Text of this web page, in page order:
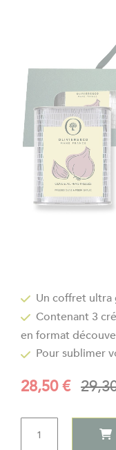
images
gallery
the
beginning
of
images
Un coffret ultra
Contenant 3
en format
Pour sublimer
Prix
Spécial
28,50 €
Prix
normal
QTÉ